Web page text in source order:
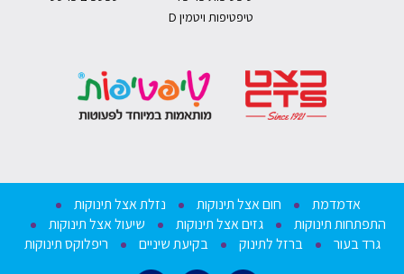
טיפטיפות ויטמין D
אדמדמת חום אצל תינוקות
נזלת אצל תינוקות
התפתחות תינוקות
גזים אצל תינוקות
שיעול אצל תינוקות
גרד בעור
ברזל לתינוק בקיעת שיניים ריפלוקס תינוקות